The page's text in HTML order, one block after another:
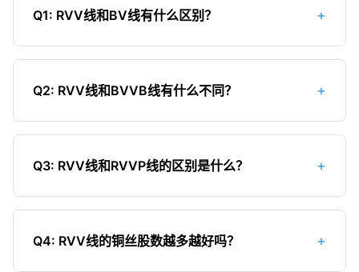
Q1: RVV线和BV线有什么区别？ +
主要区别：1）导体结构不同，RVV线是多股软铜
柔软性极佳，BV线较硬；3）结构不同，RVV线是
多芯带外护套，BV线是单芯单绝缘层；4）用途不
要用于固定敷设；5）载流量不同，同截面RVV线载
高；7）使用寿命不同，RVV线使用寿命通常短于BV
Q2: RVV线和BVVB线有什么不同？ +
主要区别：1）导体结构不同，RVV线是多股软铜
线柔软性极佳，BVVB线较硬；3）形状不同，RVV
线是圆形，BVVB线是扁平形；4）用途不同，RVV
固定敷设；5）载流量不同，同截面RVV线载流量略
Q3: RVV线和RVVP线的区别是什么？ +
RVV线和RVVP线的主要区别在于屏蔽层：1）RVVP
箔）；2）屏蔽功能不同，RVVP线具有抗干扰能
Q4: RVV线的铜丝股数越多越好吗？ +